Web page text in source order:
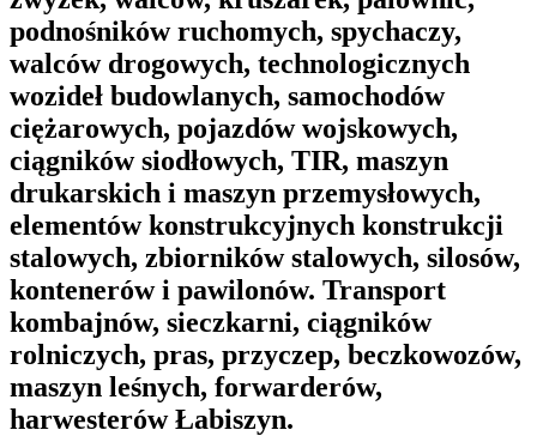
podnośników ruchomych, spychaczy,
walców drogowych, technologicznych
wozideł budowlanych, samochodów
ciężarowych, pojazdów wojskowych,
ciągników siodłowych, TIR, maszyn
drukarskich i maszyn przemysłowych,
elementów konstrukcyjnych konstrukcji
stalowych, zbiorników stalowych, silosów,
kontenerów i pawilonów. Transport
kombajnów, sieczkarni, ciągników
rolniczych, pras, przyczep, beczkowozów,
maszyn leśnych, forwarderów,
harwesterów Łabiszyn.